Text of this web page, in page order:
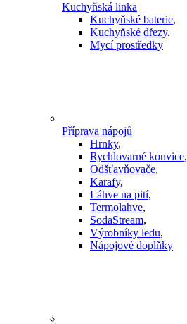
Kuchyňská linka
Kuchyňské baterie,
Kuchyňské dřezy,
Mycí prostředky
Příprava nápojů
Hrnky,
Rychlovarné konvice,
Odšťavňovače,
Karafy,
Láhve na pití,
Termolahve,
SodaStream,
Výrobníky ledu,
Nápojové doplňky